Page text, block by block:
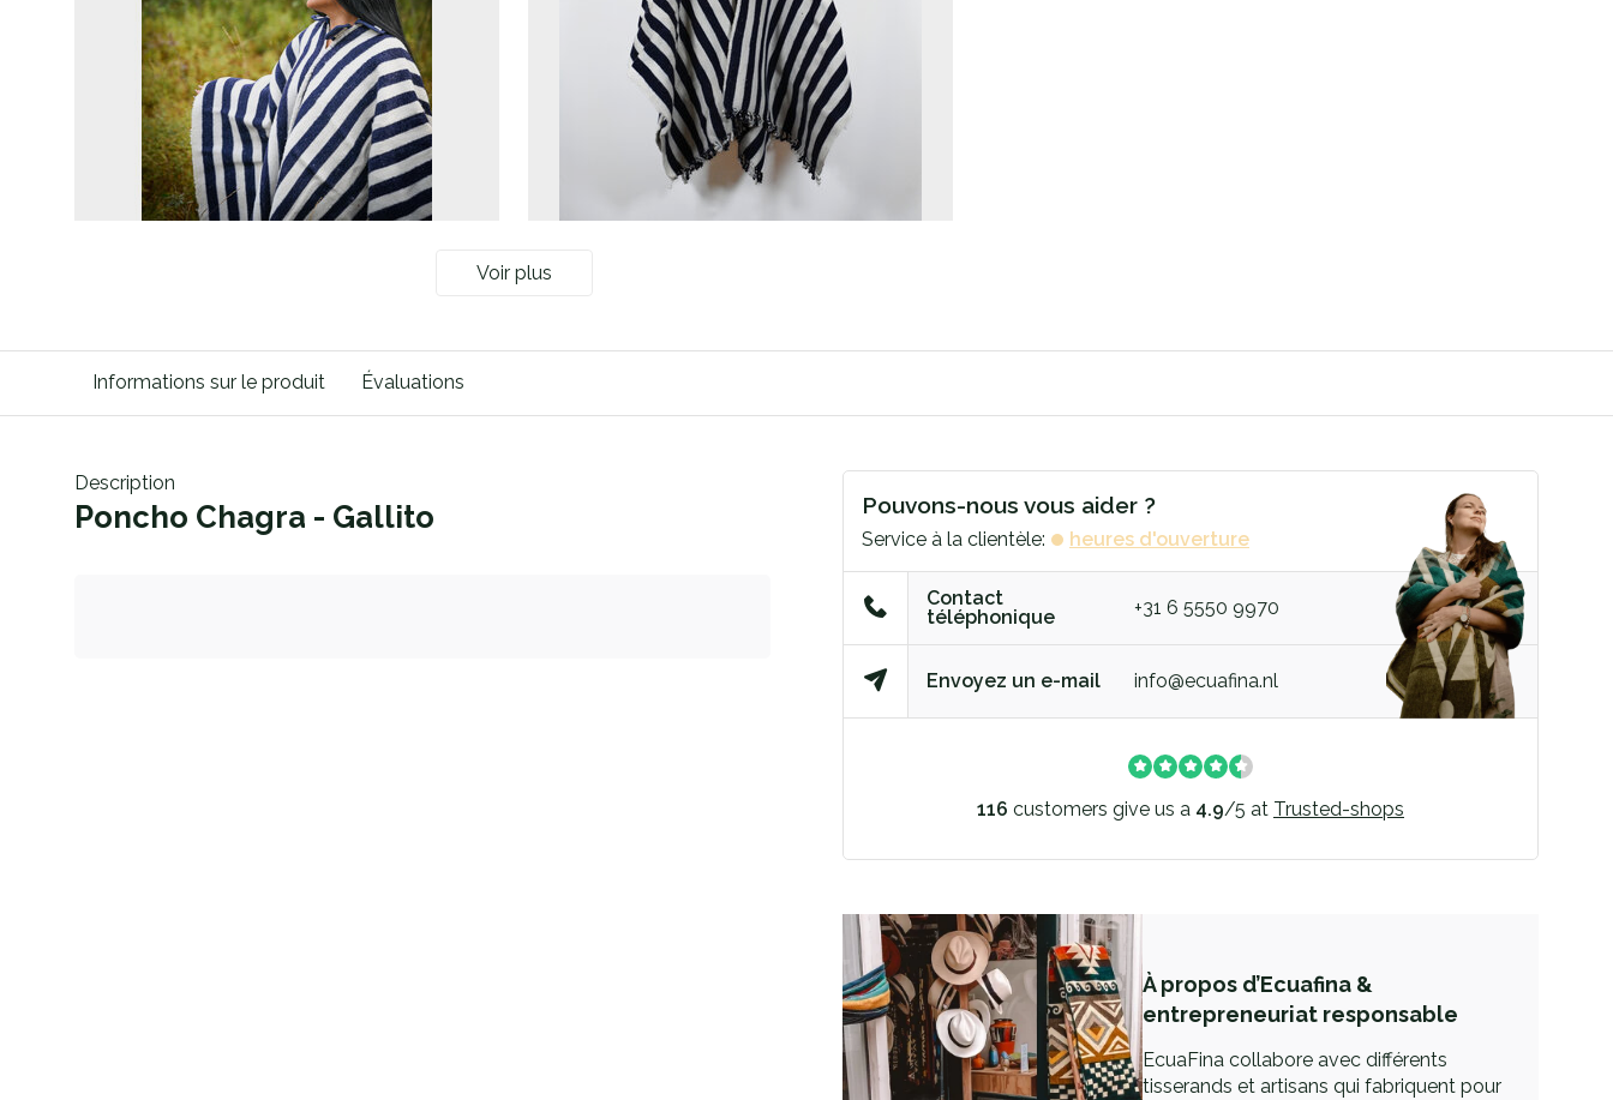
Voir plus
Informations sur le produit Évaluations
Description
Poncho Chagra - Gallito Pouvons-nous vous aider ?
Service à la clientèle: heures d'ouverture
Contact
téléphonique
+31 6 5550 9970
Envoyez un e-mail info@ecuafina.nl
116 customers give us a 4.9/5 at Trusted-shops
À propos d’Ecuafina &
entrepreneuriat responsable
EcuaFina collabore avec différents
tisserands et artisans qui fabriquent pour